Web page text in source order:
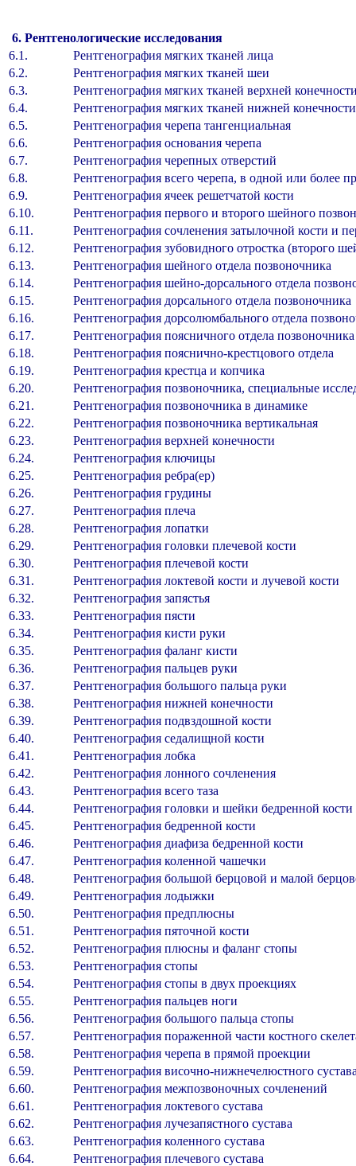
6. Рентгенологические исследования
6.1.
Рентгенография мягких тканей лица
6.2.
Рентгенография мягких тканей шеи
6.3.
Рентгенография мягких тканей верхней
6.4.
Рентгенография мягких тканей нижней
6.5.
Рентгенография черепа тангенциальная
6.6.
Рентгенография основания черепа
6.7.
Рентгенография черепных отверстий
6.8.
Рентгенография всего черепа, в одной или
6.9.
Рентгенография ячеек решетчатой кости
6.10.
Рентгенография первого и второго шейного
6.11.
Рентгенография сочленения затылочной кости и
6.12.
Рентгенография зубовидного отростка (второго
6.13.
Рентгенография шейного отдела
6.14.
Рентгенография шейно-дорсального отдела
6.15.
Рентгенография дорсального отдела
6.16.
Рентгенография дорсолюмбального отдела
6.17.
Рентгенография поясничного отдела
6.18.
Рентгенография пояснично-крестцового
6.19.
Рентгенография крестца и копчика
6.20.
Рентгенография позвоночника, специальные
6.21.
Рентгенография позвоночника в
6.22.
Рентгенография позвоночника
6.23.
Рентгенография верхней конечности
6.24.
Рентгенография ключицы
6.25.
Рентгенография ребра(ер)
6.26.
Рентгенография грудины
6.27.
Рентгенография плеча
6.28.
Рентгенография лопатки
6.29.
Рентгенография головки плечевой кости
6.30.
Рентгенография плечевой кости
6.31.
Рентгенография локтевой кости и лучевой
6.32.
Рентгенография запястья
6.33.
Рентгенография пясти
6.34.
Рентгенография кисти руки
6.35.
Рентгенография фаланг кисти
6.36.
Рентгенография пальцев руки
6.37.
Рентгенография большого пальца руки
6.38.
Рентгенография нижней конечности
6.39.
Рентгенография подвздошной кости
6.40.
Рентгенография седалищной кости
6.41.
Рентгенография лобка
6.42.
Рентгенография лонного сочленения
6.43.
Рентгенография всего таза
6.44.
Рентгенография головки и шейки бедренной
6.45.
Рентгенография бедренной кости
6.46.
Рентгенография диафиза бедренной
6.47.
Рентгенография коленной чашечки
6.48.
Рентгенография большой берцовой и малой
6.49.
Рентгенография лодыжки
6.50.
Рентгенография предплюсны
6.51.
Рентгенография пяточной кости
6.52.
Рентгенография плюсны и фаланг
6.53.
Рентгенография стопы
6.54.
Рентгенография стопы в двух проекциях
6.55.
Рентгенография пальцев ноги
6.56.
Рентгенография большого пальца
6.57.
Рентгенография пораженной части костного
6.58.
Рентгенография черепа в прямой
6.59.
Рентгенография височно-нижнечелюстного
6.60.
Рентгенография межпозвоночных
6.61.
Рентгенография локтевого сустава
6.62.
Рентгенография лучезапястного сустава
6.63.
Рентгенография коленного сустава
6.64.
Рентгенография плечевого сустава